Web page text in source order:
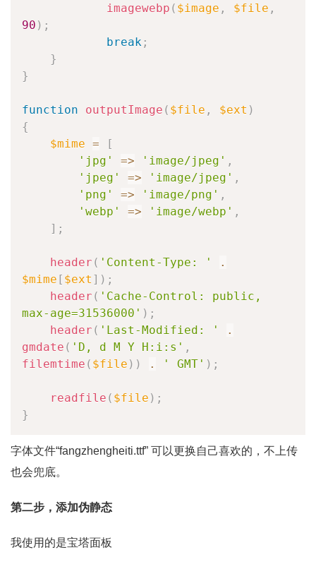
imagewebp ( $image , $file ,
90 ) ;
break ;
}
}
function outputImage ( $file , $ext )
{
$mime =
[
'jpg'
=> 'image/jpeg' ,
'jpeg'
=> 'image/jpeg' ,
'png'
=> 'image/png' ,
'webp'
=> 'image/webp' ,
] ;
header ( 'Content-Type: '
.
$mime [ $ext ] ) ;
header ( 'Cache-Control: public,
max-age=31536000' ) ;
header ( 'Last-Modified: '
.
gmdate ( 'D, d M Y H:i:s' ,
filemtime ( $file ) ) . ' GMT' ) ;
readfile ( $file ) ;
}
字体文件“fangzhengheiti.ttf” 可以更换自己喜欢的，不上传
也会兜底。
第二步，添加伪静态
我使用的是宝塔面板